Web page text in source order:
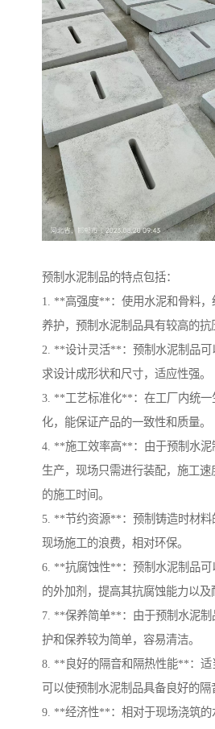
预制水泥制品的特点包括：
1. **高强度**：使用水泥和骨料，
养护，预制水泥制品具有较高的抗
2. **设计灵活**：预制水泥制品可
求设计成形状和尺寸，适应性强。
3. **工艺标准化**：在工厂内统一
化，能保证产品的一致性和质量。
4. **施工效率高**：由于预制水泥
生产，现场只需进行装配，施工
的施工时间。
5. **节约资源**：预制铸造时材料
现场施工的浪费，相对环保。
6. **抗腐蚀性**：预制水泥制品可
的外加剂，提高其抗腐蚀能力以及
7. **保养简单**：由于预制水泥制
护和保养较为简单，容易清洁。
8. **良好的隔音和隔热性能**：适
可以使预制水泥制品具备良好的隔
9. **经济性**：相对于现场浇筑的